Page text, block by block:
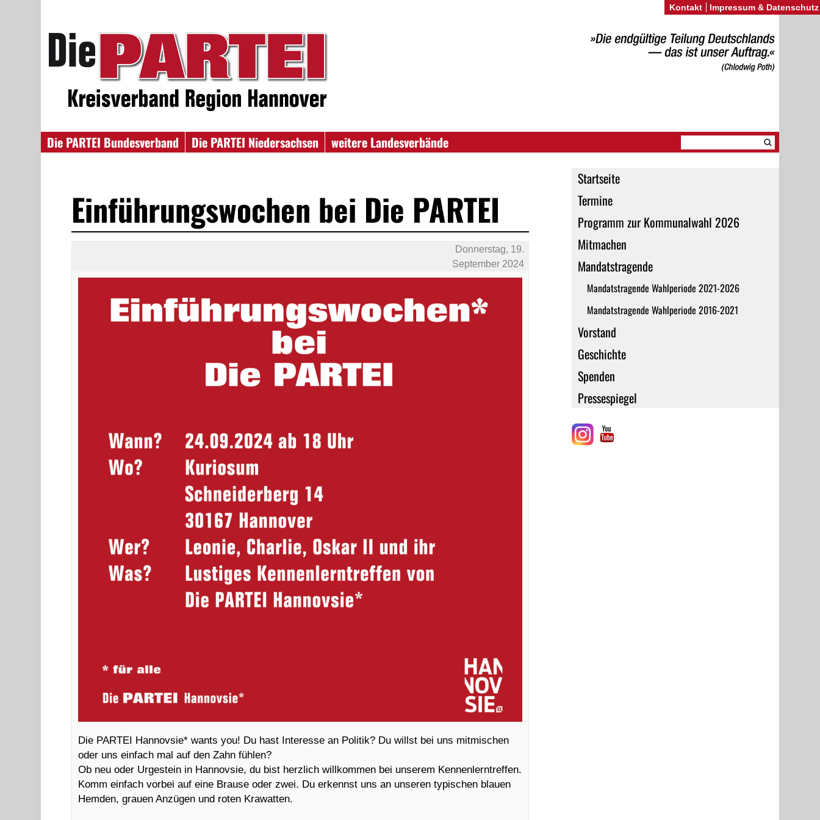
Die PARTEI Bundesverband Die PARTEI Niedersachsen
weitere Landesverbände
Startseite
Termine
Programm zur Kommunalwahl 2026
Mitmachen
Mandatstragende
Mandatstragende Wahlperiode 2021-2026
Mandatstragende Wahlperiode 2016-2021
Vorstand
Geschichte
Spenden
Pressespiegel
Einführungswochen bei Die PARTEI
Donnerstag, 19.
September 2024
Die PARTEI Hannovsie* wants you! Du hast Interesse an Politik? Du willst bei uns mitmischen
oder uns einfach mal auf den Zahn fühlen?
Ob neu oder Urgestein in Hannovsie, du bist herzlich willkommen bei unserem Kennenlerntreffen.
Komm einfach vorbei auf eine Brause oder zwei. Du erkennst uns an unseren typischen blauen
Hemden, grauen Anzügen und roten Krawatten.
Kontakt Impressum & Datenschutz